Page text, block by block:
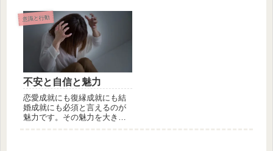
かしなが...
意識と行動
不安と自信と魅力
恋愛成就にも復縁成就にも結
婚成就にも必須と言えるのが
魅力です。その魅力を大きく